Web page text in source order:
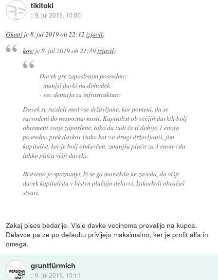
tikitoki
::9. jul 2019, 10:00
Okapi je8. jul 2019 ob 22:12 izjavil:
kowje8. jul 2019 ob 21:39izjavil:
Davek gre zaposlenim posredno:
- manjsi davki na dohodek
- vec denarja za infrastrukturo
Davek se razdeli med vse državljane, kar pomeni, da se
razvodeni do nespoznavnosti. Kapitalist ob večjih davkih bolj
obremeni svoje zaposlene, tako da tudi če ti dobijo 1 enoto
posredno prek davkov (tako kot vsi drugi državljani), jim
kapitalist, ker je bolj obdavčen, zmanjša plačo za 3 enote (da
lahko plača višji davek).
Bistveno je spoznanje, ki se ga marsikdo ne zaveda, da višji
davek kapitalista v bistvu plačajo delavci, kakorkoli obračaš
stvari.
Zakaj pises bedarije. Visje davke vecinoma prevalijo na kupca.
Delavce pa ze po defaultu privijejo maksimalno, ker je profit alfa in
omega.
gruntfürmich
::9. jul 2019, 10:11